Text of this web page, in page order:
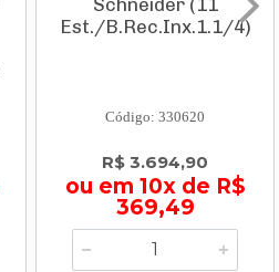
Schneider (11
Est./B.Rec.Inx.1.1/4)
Código: 330620
R$ 3.694,90
ou em 10x de R$
369,49